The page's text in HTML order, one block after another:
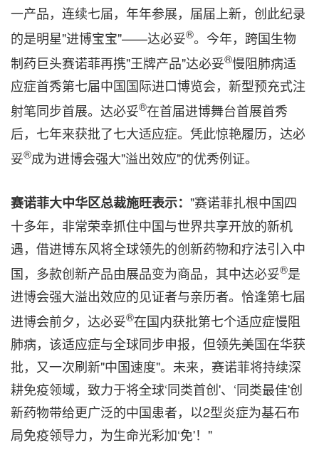
一产品，连续七届，年年参展，届届上新，创此纪录
的是明星"进博宝宝"——达必妥®。今年，跨国生物
制药巨头赛诺菲再携"王牌产品"达必妥®慢阻肺病适
应症首秀第七届中国国际进口博览会，新型预充式注
射笔同步首展。达必妥®在首届进博舞台首展首秀
后，七年来获批了七大适应症。凭此惊艳履历，达必
妥®成为进博会强大"溢出效应"的优秀例证。
赛诺菲大中华区总裁施旺表示： "赛诺菲扎根中国四
十多年，非常荣幸抓住中国与世界共享开放的新机
遇，借进博东风将全球领先的创新药物和疗法引入中
国，多款创新产品由展品变为商品，其中达必妥®是
进博会强大溢出效应的见证者与亲历者。恰逢第七届
进博会前夕，达必妥®在国内获批第七个适应症慢阻
肺病，该适应症与全球同步申报，但领先美国在华获
批，又一次刷新"中国速度"。未来，赛诺菲将持续深
耕免疫领域，致力于将全球‘同类首创'、‘同类最佳'创
新药物带给更广泛的中国患者，以2型炎症为基石布
局免疫领导力，为生命光彩加‘免'！"